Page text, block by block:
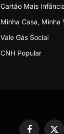
Cartão Mais
Minha Casa, Minha
Vale Gás Social
CNH Popular